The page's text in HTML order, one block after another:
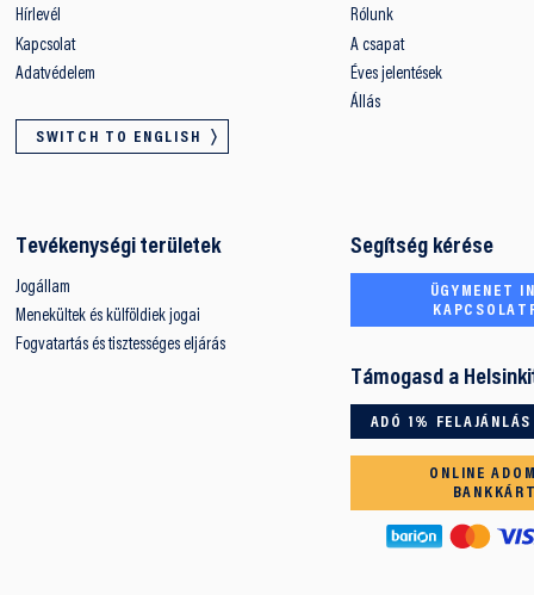
Hírlevél
Kapcsolat
Adatvédelem
SWITCH TO ENGLISH
Rólunk
A csapat
Éves jelentések
Állás
Tevékenységi területek
Jogállam
Menekültek és külföldiek jogai
Fogvatartás és tisztességes eljárás
Segítség kérése
ÜGYMENET
Támogasd a
ADÓ 1% FELAJÁNLÁS
ONLINE